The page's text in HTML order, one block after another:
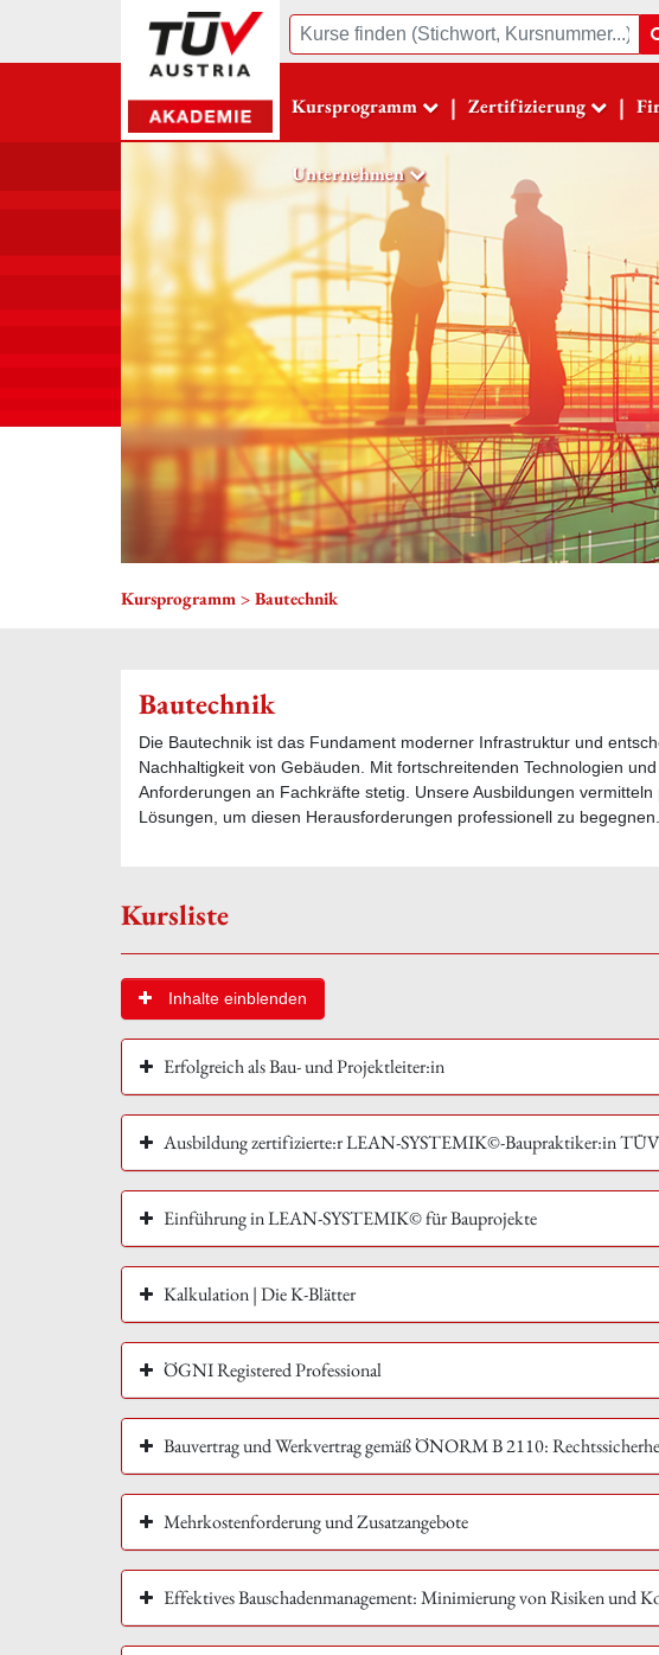
Suche
Kursprogramm | Zertifizierung |
Unternehmen
Kursprogramm > Bautechnik
Bautechnik
Die Bautechnik ist das Fundament moderner Infrastruktur und
Nachhaltigkeit von Gebäuden. Mit fortschreitenden Technologien
Anforderungen an Fachkräfte stetig. Unsere Ausbildungen
Lösungen, um diesen Herausforderungen professionell zu begegnen.
Kursliste
Inhalte einblenden
Erfolgreich als Bau- und Projektleiter:in
Ausbildung zertifizierte:r LEAN-SYSTEMIK©-Baupraktiker:in
Einführung in LEAN-SYSTEMIK© für Bauprojekte
Kalkulation | Die K-Blätter
ÖGNI Registered Professional
Bauvertrag und Werkvertrag gemäß ÖNORM B 2110:
Mehrkostenforderung und Zusatzangebote
Effektives Bauschadenmanagement: Minimierung von Risiken und